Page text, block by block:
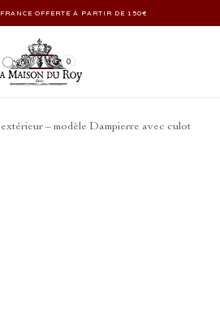
OFFERTE À PARTIR DE 150€
0
– modèle Dampierre avec culot